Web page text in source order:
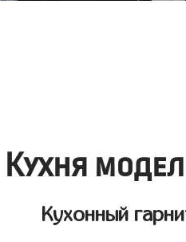
Кухня
Кухонный